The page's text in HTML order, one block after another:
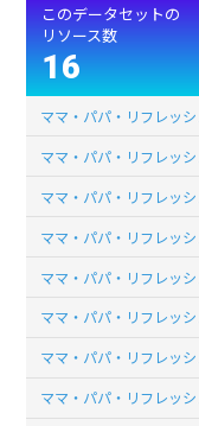
このデータセットの
リソース数
16
ママ・パパ・リフレッ
ママ・パパ・リフレッ
ママ・パパ・リフレッ
ママ・パパ・リフレッ
ママ・パパ・リフレッ
ママ・パパ・リフレッ
ママ・パパ・リフレッ
ママ・パパ・リフレッ